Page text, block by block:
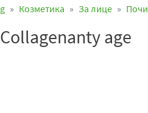
Козметика За лице
age